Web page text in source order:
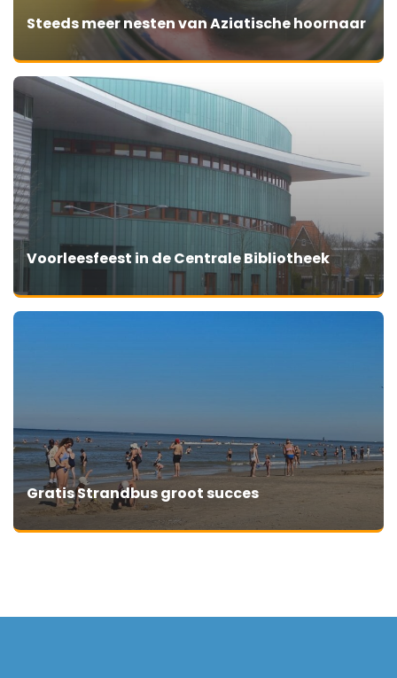
Steeds meer nesten van Aziatische hoornaar
Voorleesfeest in de Centrale Bibliotheek
Gratis Strandbus groot succes